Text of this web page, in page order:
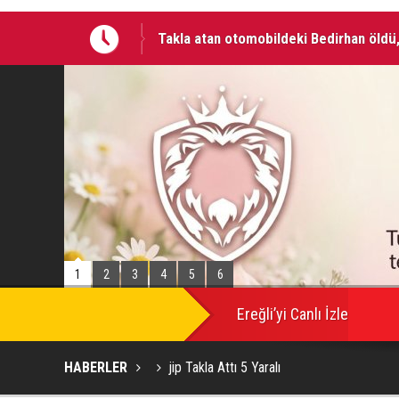
Takla atan otomobildeki Bedirhan
Otomobilde silahla başlarından
1 2 3 4 5 6
Ereğli’yi Canlı İzle
HABERLER jip Takla Attı 5 Yaralı